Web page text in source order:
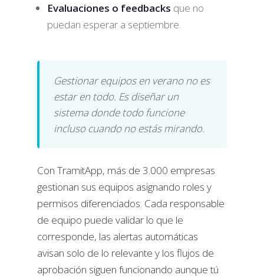
Evaluaciones o feedbacks que no
puedan esperar a septiembre.
Gestionar equipos en verano no es
estar en todo. Es diseñar un
sistema donde todo funcione
incluso cuando no estás mirando.
Con TramitApp, más de 3.000 empresas
gestionan sus equipos asignando roles y
permisos diferenciados. Cada responsable
de equipo puede validar lo que le
corresponde, las alertas automáticas
avisan solo de lo relevante y los flujos de
aprobación siguen funcionando aunque tú